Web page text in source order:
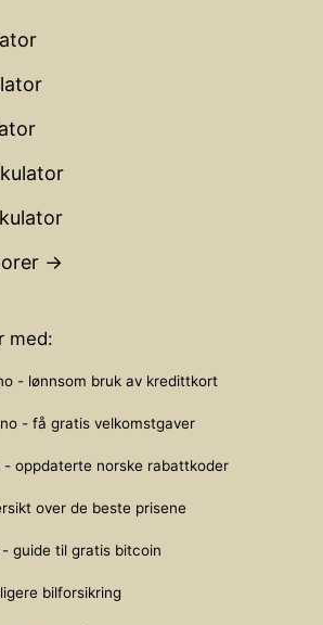
→
med:
- lønnsom bruk av kredittkort
- få gratis velkomstgaver
- oppdaterte norske rabattkoder
over de beste prisene
guide til gratis bitcoin
bilforsikring